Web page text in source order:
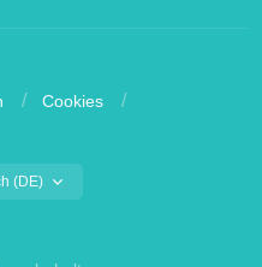
Cookies
(DE)